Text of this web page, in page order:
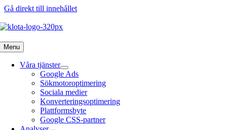
Gå direkt till innehållet
Menu
Våra tjänster
Google Ads
Sökmotoroptimering
Sociala medier
Konverteringsoptimering
Plattformsbyte
Google CSS-partner